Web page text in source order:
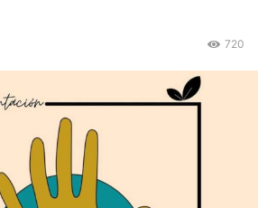
720